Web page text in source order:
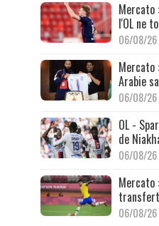
Mercato
l'OL ne
06/08/26
Mercato
Arabie
06/08/26
OL -
de
06/08/26
Mercato
transfert
06/08/26